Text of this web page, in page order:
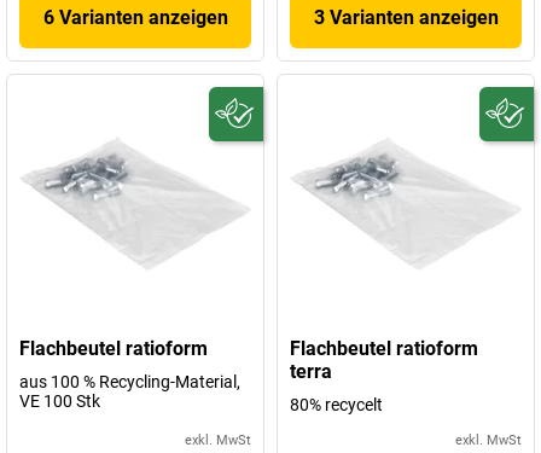
6 Varianten anzeigen 3 Varianten anzeigen
Flachbeutel ratioform
aus 100 % Recycling-Material,
VE 100 Stk
exkl. MwSt
Flachbeutel ratioform
terra
80% recycelt
exkl. MwSt